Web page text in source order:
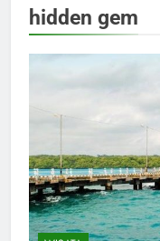
hidden gem